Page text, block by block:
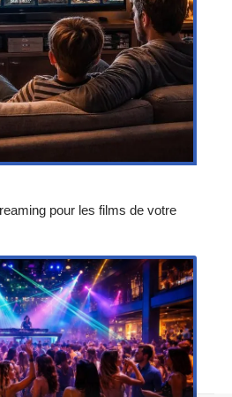
pour les films de votre